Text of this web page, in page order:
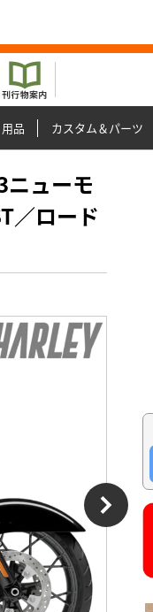
用品 カスタム＆パーツ
ューモ
／ロード